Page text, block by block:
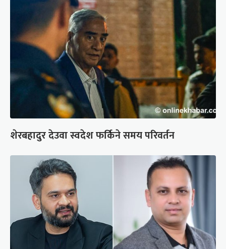
शेरबहादुर देउवा स्वदेश फर्किने समय परिवर्तन